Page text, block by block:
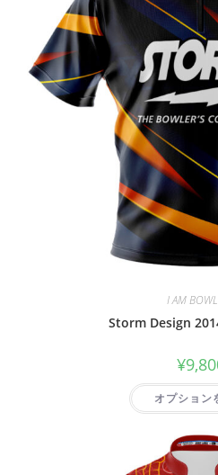
I AM
Storm Design
¥
オプション